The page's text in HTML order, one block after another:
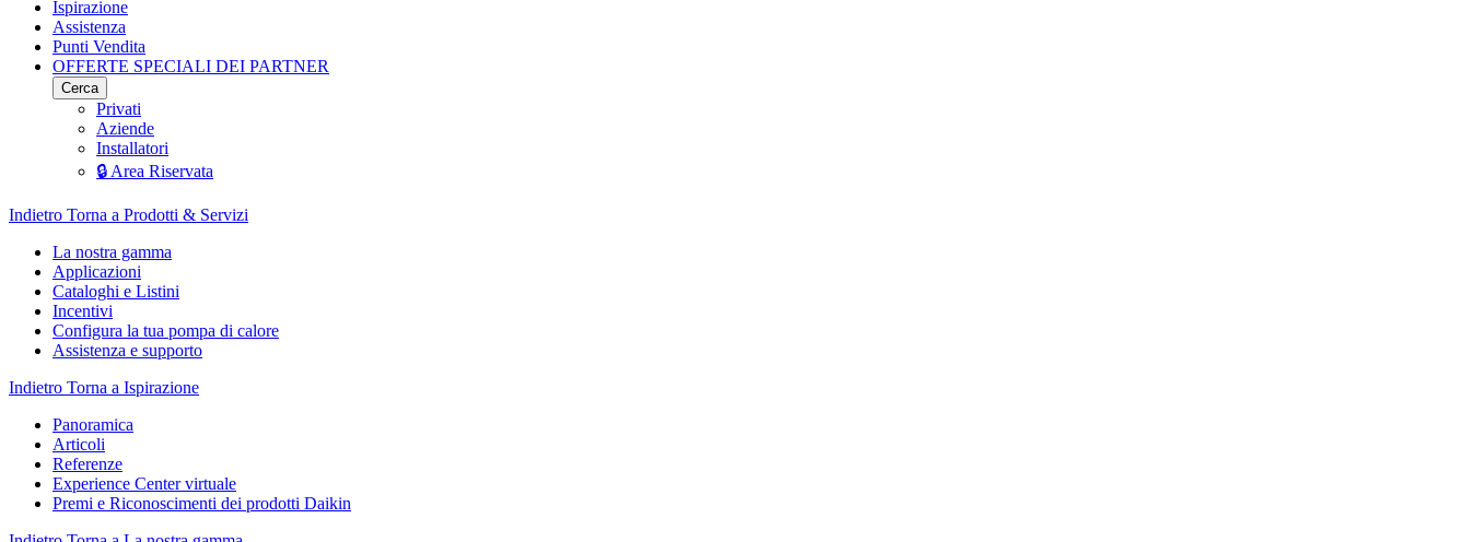
Ispirazione
Assistenza
Punti Vendita
OFFERTE SPECIALI DEI PARTNER
Cerca
Privati
Aziende
Installatori
🔒 Area Riservata
Indietro Torna a Prodotti & Servizi
La nostra gamma
Applicazioni
Cataloghi e Listini
Incentivi
Configura la tua pompa di calore
Assistenza e supporto
Indietro Torna a Ispirazione
Panoramica
Articoli
Referenze
Experience Center virtuale
Premi e Riconoscimenti dei prodotti Daikin